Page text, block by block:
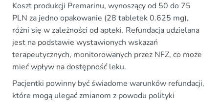
Koszt produkcji Premarinu, wynoszący od 50 do 75
PLN za jedno opakowanie (28 tabletek 0.625 mg),
różni się w zależności od apteki. Refundacja udzielana
jest na podstawie wystawionych wskazań
terapeutycznych, monitorowanych przez NFZ, co może
mieć wpływ na dostępność leku.
Pacjentki powinny być świadome warunków refundacji,
które mogą ulegać zmianom z powodu polityki